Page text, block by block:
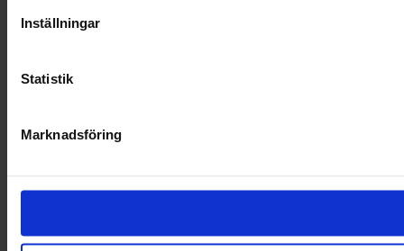
Inställningar
Statistik
Marknadsföring